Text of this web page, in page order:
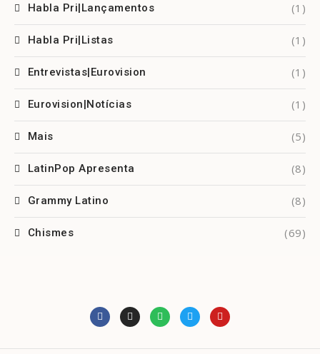
Habla Pri|Lançamentos (1)
Habla Pri|Listas (1)
Entrevistas|Eurovision (1)
Eurovision|Notícias (1)
Mais (5)
LatinPop Apresenta (8)
Grammy Latino (8)
Chismes (69)